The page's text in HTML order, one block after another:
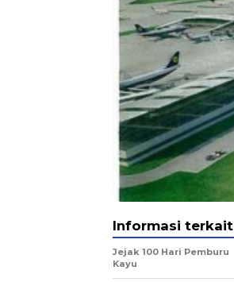
Informasi terkait
Jejak 100 Hari Pemburu
Kayu